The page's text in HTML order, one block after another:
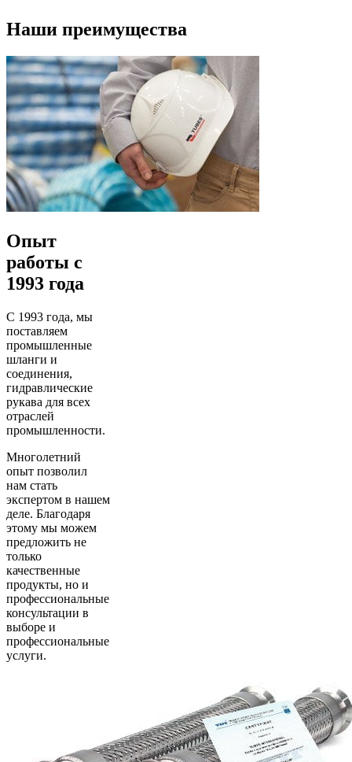
Наши преимущества
Опыт
работы с
1993 года
С 1993 года, мы
поставляем
промышленные
шланги и
соединения,
гидравлические
рукава для всех
отраслей
промышленности.
Многолетний
опыт позволил
нам стать
экспертом в нашем
деле. Благодаря
этому мы можем
предложить не
только
качественные
продукты, но и
профессиональные
консультации в
выборе и
профессиональные
услуги.